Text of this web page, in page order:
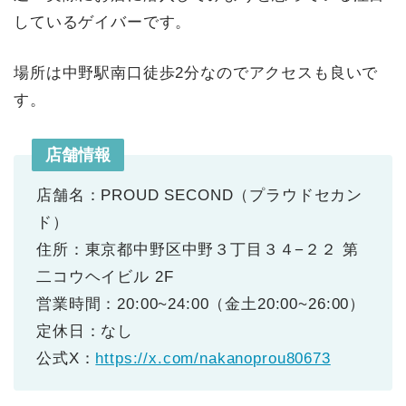
しているゲイバーです。
場所は中野駅南口徒歩2分なのでアクセスも良いで
す。
店舗情報
店舗名：PROUD SECOND（プラウドセカン
ド）
住所：東京都中野区中野３丁目３４−２２ 第
二コウヘイビル 2F
営業時間：20:00~24:00（金土20:00~26:00）
定休日：なし
公式X： https://x.com/nakanoprou80673